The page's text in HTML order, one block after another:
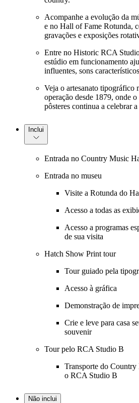
Acompanhe a evolução da
e no Hall of Fame Rotunda,
gravações e exposições
Entre no Historic RCA
estúdio em funcionamento
influentes, sons
Veja o artesanato tipográfico
operação desde 1879, onde
pôsteres continua a celebrar
Inclui
Entrada no Country Music
Entrada no museu
Visite a Rotunda do
Acesso a todas as
Acesso a programas
de sua visita
Hatch Show Print tour
Tour guiado pela
Acesso à gráfica
Demonstração de
Crie e leve para casa
souvenir
Tour pelo RCA Studio B
Transporte do
o RCA Studio B
Não inclui